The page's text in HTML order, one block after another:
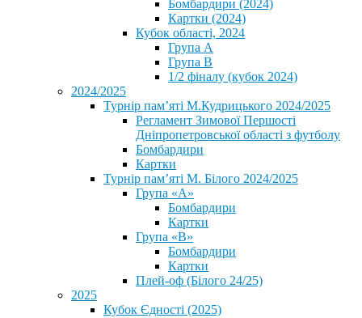
Бомбардири (2024)
Картки (2024)
Кубок області, 2024
Група А
Група В
1/2 фіналу (кубок 2024)
2024/2025
Турнір пам’яті М.Кудрицького 2024/2025
Регламент Зимової Першості
Дніпропетровської області з футболу
Бомбардири
Картки
Турнір пам’яті М. Білого 2024/2025
Група «А»
Бомбардири
Картки
Група «В»
Бомбардири
Картки
Плей-оф (Білого 24/25)
2025
Кубок Єдності (2025)